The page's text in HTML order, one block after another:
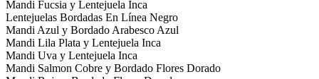
Mandi Fucsia y Lentejuela Inca
Lentejuelas Bordadas En Línea Negro
Mandi Azul y Bordado Arabesco Azul
Mandi Lila Plata y Lentejuela Inca
Mandi Uva y Lentejuela Inca
Mandi Salmon Cobre y Bordado Flores Dorado